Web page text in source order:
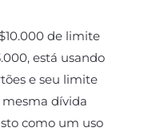
de limite
está usando
e seu limite
mesma dívida
como um uso